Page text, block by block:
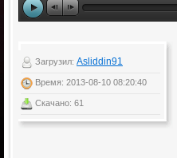
Загрузил: Asliddin91
Время: 2013-08-10 08:20:40
Скачано: 61